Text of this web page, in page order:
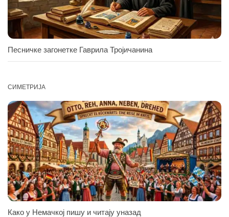
Песничке загонетке Гаврила Тројичанина
СИМЕТРИЈА
Како у Немачкој пишу и читају уназад